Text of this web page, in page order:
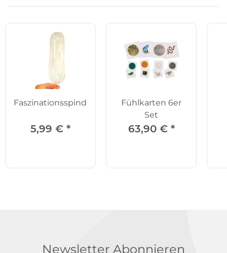
Faszinationsspindel
5,99 € *
Fühlkarten 6er
Set
63,90 € *
Newsletter Abonnieren